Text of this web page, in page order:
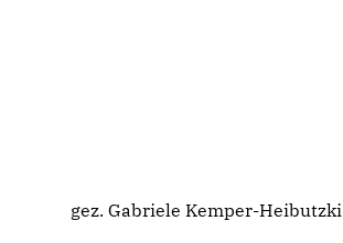
Gabriele Kemper-Heibutzki